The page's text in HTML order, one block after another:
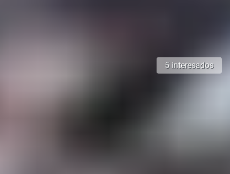
5 interesados